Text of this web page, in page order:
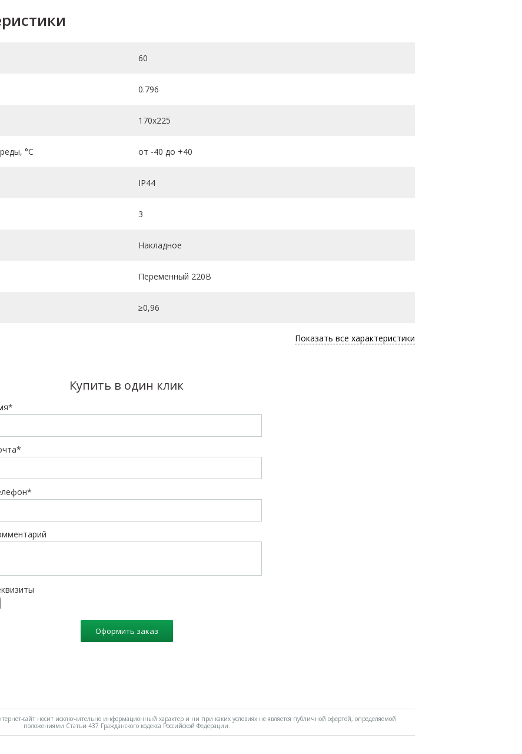
60
0.796
170х225
°C от -40 до +40
IP44
3
Накладное
Переменный 220В
≥0,96
Показать все характеристики
Купить в один клик
Оформить заказ
сайт носит исключительно информационный характер и ни при каких условиях не является публичной офертой, определяемой
положениями Статьи 437 Гражданского кодекса Российской Федерации.